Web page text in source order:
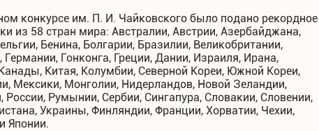
конкурсе им. П. И. Чайковского было подано рекордное
из 58 стран мира: Австралии, Австрии, Азербайджана,
Бенина, Болгарии, Бразилии, Великобритании,
Гонконга, Греции, Дании, Израиля, Ирана,
Китая, Колумбии, Северной Кореи, Южной Кореи,
Мексики, Монголии, Нидерландов, Новой Зеландии,
России, Румынии, Сербии, Сингапура, Словакии, Словении,
Украины, Финляндии, Франции, Хорватии, Чехии,
Японии.